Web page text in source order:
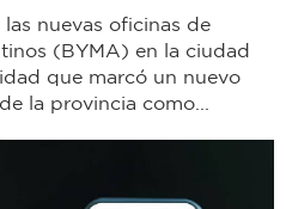
nuevas oficinas de
(BYMA) en la ciudad
que marcó un nuevo
la provincia como...